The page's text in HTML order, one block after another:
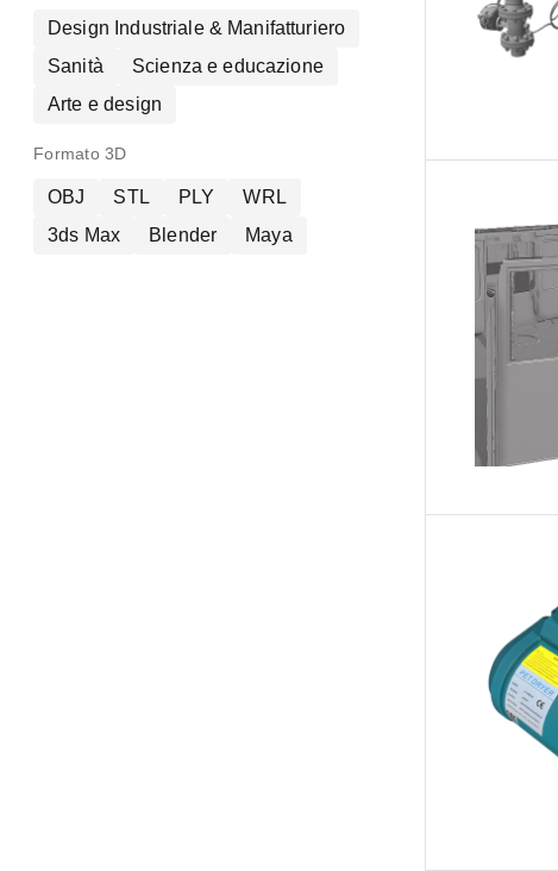
Design Industriale & Manifatturiero
Sanità
Scienza e educazione
Arte e design
Formato 3D
OBJ STL PLY
WRL
3ds Max
Blender Maya